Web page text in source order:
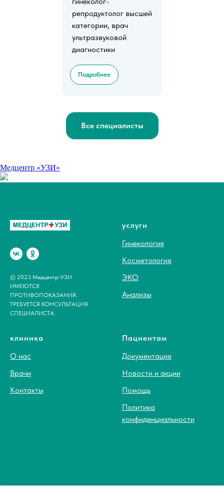
репродуктолог высшей
категории, врач
ультразвуковой
диагностики
Подробнее
Все специалисты
Медцентр «УЗИ»
© 2023 Медцентр-УЗИ
ИМЕЮТСЯ
ПРОТИВОПОКАЗАНИЯ.
ТРЕБУЕТСЯ КОНСУЛЬТАЦИЯ
СПЕЦИАЛИСТА.
услуги
Гинекология
Косметология
ЭКО
Анализы
клиника
О нас
Врачи
Контакты
Пациентам
Документация
Новости и акции
Помощь
Политика
конфиденциальности